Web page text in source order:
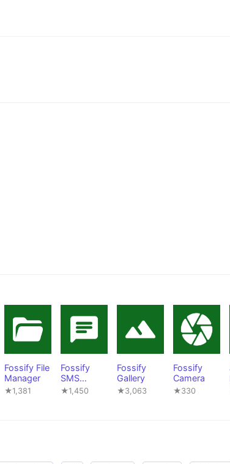
Fossify File
Manager
★1,381
Fossify
SMS
Messenger
★1,450
Fossify
Gallery
★3,063
Fossify
Camera
★330